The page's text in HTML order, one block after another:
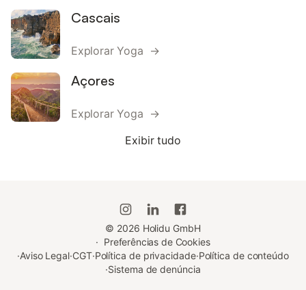
Cascais
Explorar Yoga →
Açores
Explorar Yoga →
Exibir tudo
© 2026 Holidu GmbH
· Preferências de Cookies
·Aviso Legal·CGT·Política de privacidade·Política de conteúdo
·Sistema de denúncia